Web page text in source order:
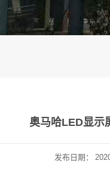
奥马哈LED显示
发布日期：